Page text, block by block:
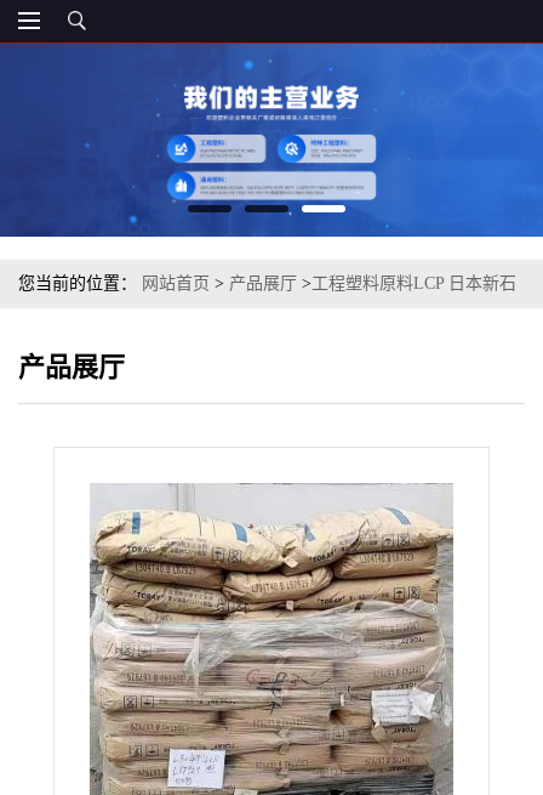
您当前的位置： 网站首页 > 产品展厅 >工程塑料原料LCP 日本新石
产品展厅